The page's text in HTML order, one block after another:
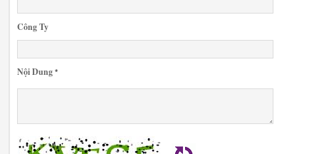
Công Ty
Nội Dung *